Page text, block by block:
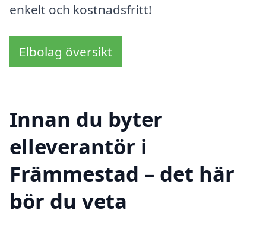
enkelt och kostnadsfritt!
Elbolag översikt
Innan du byter
elleverantör i
Främmestad – det här
bör du veta